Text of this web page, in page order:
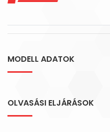
MODELL ADATOK
OLVASÁSI ELJÁRÁSOK